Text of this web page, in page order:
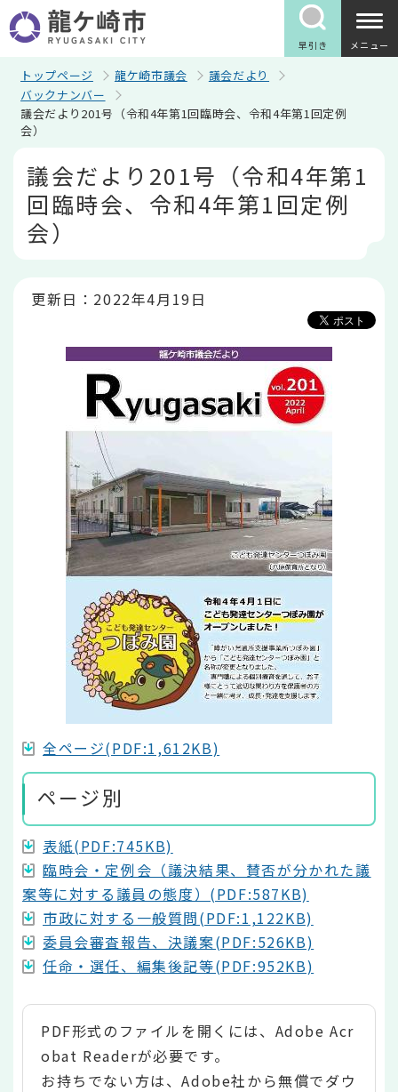
の
ペ
早引き メニュー
トップページ 龍ケ崎市議会
議会だより
バックナンバー
議会だより201号（令和4年第1回臨時会、令和4年第1回定例
会）
議会だより201号（令和4年第1
回臨時会、令和4年第1回定例
会）
更新日：2022年4月19日
全ページ(PDF:1,612KB)
ページ別
表紙(PDF:745KB)
臨時会・定例会（議決結果、賛否が分かれた議
案等に対する議員の態度）(PDF:587KB)
市政に対する一般質問(PDF:1,122KB)
委員会審査報告、決議案(PDF:526KB)
任命・選任、編集後記等(PDF:952KB)
PDF形式のファイルを開くには、Adobe Acr
obat Readerが必要です。
お持ちでない方は、Adobe社から無償でダウ